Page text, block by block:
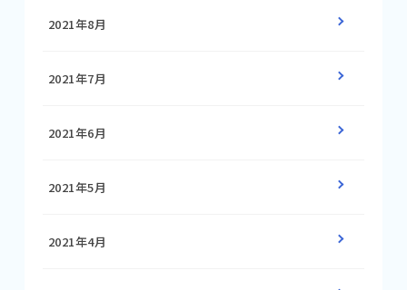
2021年8月
2021年7月
2021年6月
2021年5月
2021年4月